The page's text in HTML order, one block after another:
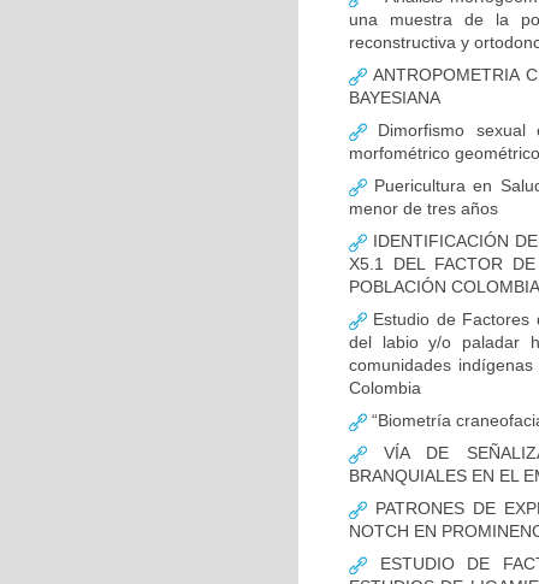
una muestra de la
reconstructiva y
ANTROPOMETRIA
BAYESIANA
Dimorfismo sexual
morfométrico
Puericultura en
menor de tres años
IDENTIFICACIÓN
X5.1 DEL FACTOR
POBLACIÓN
Estudio de Factores
del labio y/o paladar
comunidades
Colombia
“Biometría
VÍA DE
BRANQUIALES EN EL
PATRONES DE
NOTCH EN
ESTUDIO DE